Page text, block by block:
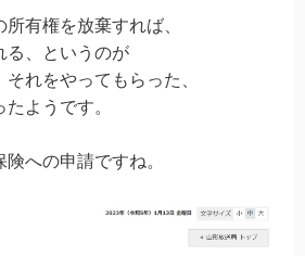
有権を放棄すれば、
る、というのが
れをやってもらった、
ようです。
への申請ですね。